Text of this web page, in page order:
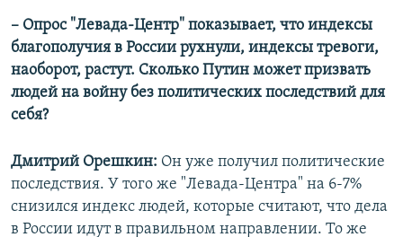
– Опрос "Левада-Центр" показывает, что индексы
благополучия в России рухнули, индексы тревоги,
наоборот, растут. Сколько Путин может призвать
людей на войну без политических последствий для
себя?
Дмитрий Орешкин: Он уже получил политические
последствия. У того же "Левада-Центра" на 6-7%
снизился индекс людей, которые считают, что дела
в России идут в правильном направлении. То же